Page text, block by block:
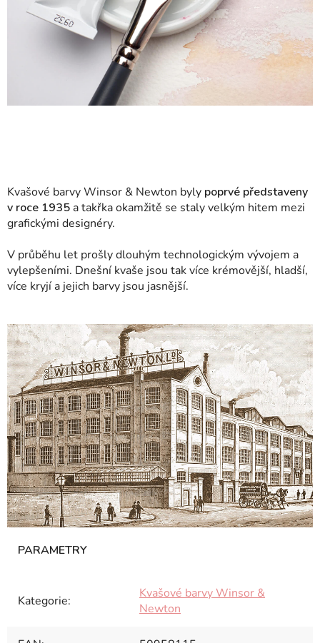
Kvašové barvy Winsor & Newton byly poprvé představeny
v roce 1935 a takřka okamžitě se staly velkým hitem mezi
grafickými designéry.
V průběhu let prošly dlouhým technologickým vývojem a
vylepšeními. Dnešní kvaše jsou tak více krémovější, hladší,
více kryjí a jejich barvy jsou jasnější.
Kategorie:
Kvašové barvy Winsor &
Newton